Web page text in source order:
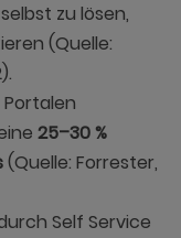
zu lösen,
(Quelle:
25–30 %
(Quelle: Forrester,
Self Service